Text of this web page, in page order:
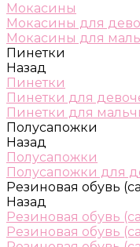
Мокасины
Мокасины для
Мокасины для
Пинетки
Назад
Пинетки
Пинетки для
Пинетки для
Полусапожки
Назад
Полусапожки
Полусапожки для
Резиновая обувь
Назад
Резиновая обувь
Резиновая обувь